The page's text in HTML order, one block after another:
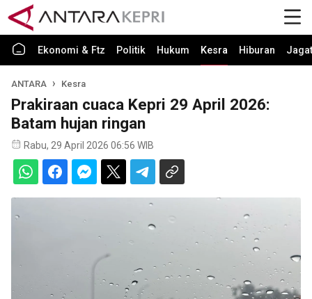
Ekonomi & Ftz Politik Hukum Kesra Hiburan Jagat
ANTARA Kesra
Prakiraan cuaca Kepri 29 April 2026:
Batam hujan ringan
Rabu, 29 April 2026 06:56 WIB